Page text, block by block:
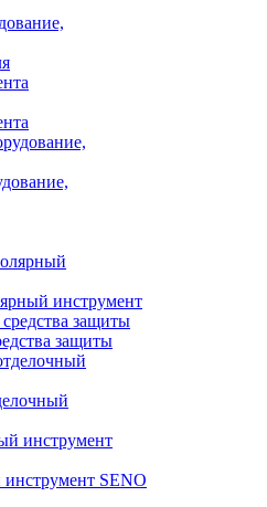
инструмент
защиты
SENO